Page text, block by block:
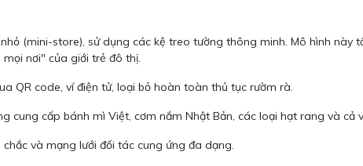
(mini-store), sử dụng các kệ treo tường thông minh. Mô hình này
nơi" của giới trẻ đô thị.
QR code, ví điện tử, loại bỏ hoàn toàn thủ tục rườm rà.
cung cấp bánh mì Việt, cơm nắm Nhật Bản, các loại hạt rang và cả
và mạng lưới đối tác cung ứng đa dạng.